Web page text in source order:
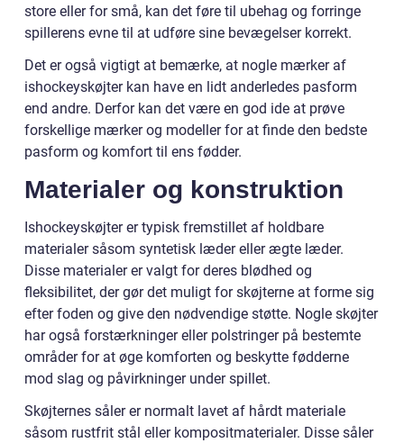
store eller for små, kan det føre til ubehag og forringe
spillerens evne til at udføre sine bevægelser korrekt.
Det er også vigtigt at bemærke, at nogle mærker af
ishockeyskøjter kan have en lidt anderledes pasform
end andre. Derfor kan det være en god ide at prøve
forskellige mærker og modeller for at finde den bedste
pasform og komfort til ens fødder.
Materialer og konstruktion
Ishockeyskøjter er typisk fremstillet af holdbare
materialer såsom syntetisk læder eller ægte læder.
Disse materialer er valgt for deres blødhed og
fleksibilitet, der gør det muligt for skøjterne at forme sig
efter foden og give den nødvendige støtte. Nogle skøjter
har også forstærkninger eller polstringer på bestemte
områder for at øge komforten og beskytte fødderne
mod slag og påvirkninger under spillet.
Skøjternes såler er normalt lavet af hårdt materiale
såsom rustfrit stål eller kompositmaterialer. Disse såler